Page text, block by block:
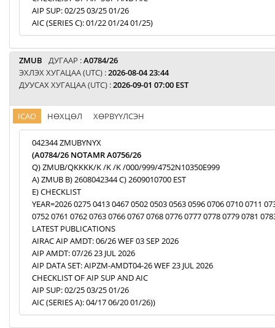
AIP SUP: 02/25 03/25 01/26
AIC (SERIES C): 01/22 01/24 01/25)
ZMUB ДУГААР :A0784/26
ЭХЛЭХ ХУГАЦАА (UTC) :2026-08-04 23:44
ДУУСАХ ХУГАЦАА (UTC) :2026-09-01 07:00 EST
ICAO НӨХЦӨЛ ХӨРВҮҮЛСЭН
042344 ZMUBYNYX
(A0784/26 NOTAMR A0756/26
Q) ZMUB/QKKKK/K /K /K /000/999/4752N10350E999
A) ZMUB B) 2608042344 C) 2609010700 EST
E) CHECKLIST
YEAR=2026 0275 0413 0467 0502 0503 0563 0596 0706 0710 0711
0752 0761 0762 0763 0766 0767 0768 0776 0777 0778 0779 0781
LATEST PUBLICATIONS
AIRAC AIP AMDT: 06/26 WEF 03 SEP 2026
AIP AMDT: 07/26 23 JUL 2026
AIP DATA SET: AIPZM-AMDT04-26 WEF 23 JUL 2026
CHECKLIST OF AIP SUP AND AIC
AIP SUP: 02/25 03/25 01/26
AIC (SERIES A): 04/17 06/20 01/26))